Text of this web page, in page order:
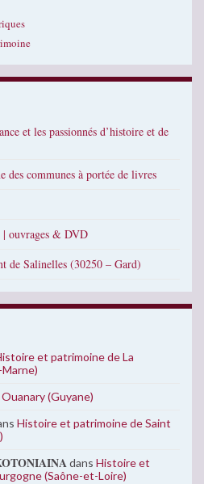
et les passionnés d’histoire et de
des communes à portée de livres
| ouvrages & DVD
de Salinelles (30250 – Gard)
et patrimoine de La
(Guyane)
Histoire et patrimoine de Saint
dans Histoire et
(Saône-et-Loire)